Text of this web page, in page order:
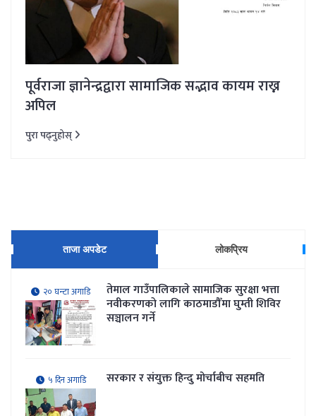
पूर्वराजा ज्ञानेन्द्रद्वारा सामाजिक सद्भाव कायम राख्न
अपिल
पुरा पढ्नुहोस्
ताजा अपडेट लोकप्रिय
२० घन्टा अगाडि तेमाल गाउँपालिकाले सामाजिक सुरक्षा भत्ता
नवीकरणकाे लागि काठमाडौँमा घुम्ती शिविर
सञ्चालन गर्ने
५ दिन अगाडि सरकार र संयुक्त हिन्दु मोर्चाबीच सहमति